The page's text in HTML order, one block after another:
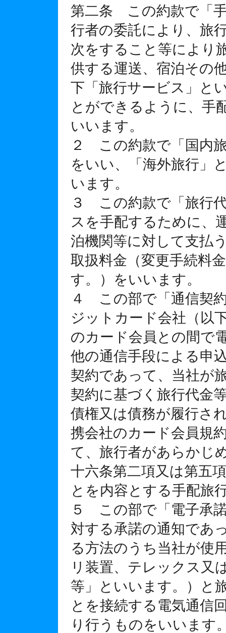
第二条 この約款で「
行者の委託により、旅
次をすること等により
供する運送、宿泊その
下「旅行サービス」と
とができるように、手
いいます。
２ この約款で「国内
をいい、「海外旅行」
います。
３ この約款で「旅行
スを手配するために、
泊機関等に対して支払
取扱料金（変更手続料
す。）をいいます。
４ この部で「通信契
ジットカード会社（以
のカード会員との間で
他の通信手段による申
契約であって、当社が
契約に基づく旅行代金
債権又は債務が履行さ
携会社のカード会員規
て、旅行者があらかじ
十六条第二項又は第五
とを内容とする手配旅
５ この部で「電子承
対する承諾の通知であ
る方法のうち当社が使
リ装置、テレックス又
等」といいます。）と
とを接続する電気通信
り行うものをいいます